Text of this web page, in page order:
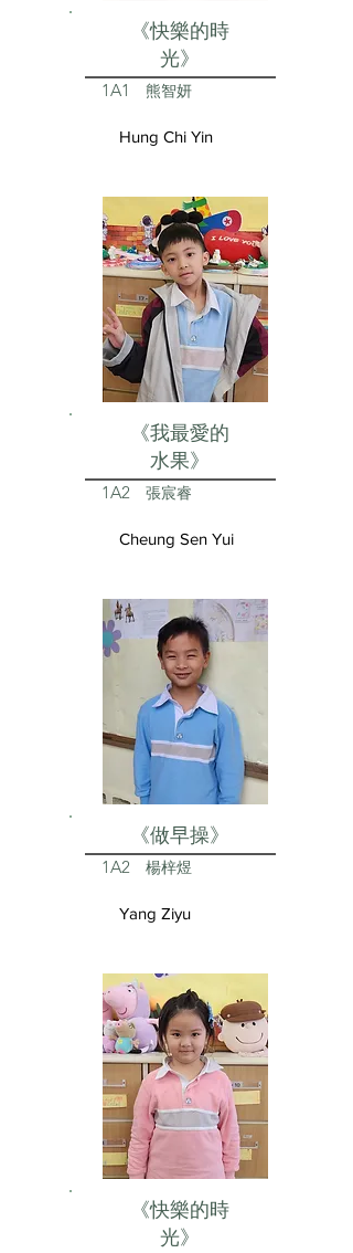
《快樂的時
光》
1A1 熊智妍
Hung Chi Yin
《我最愛的
水果》
1A2 張宸睿
Cheung Sen Yui
《做早操》
1A2 楊梓煜
Yang Ziyu
《快樂的時
光》